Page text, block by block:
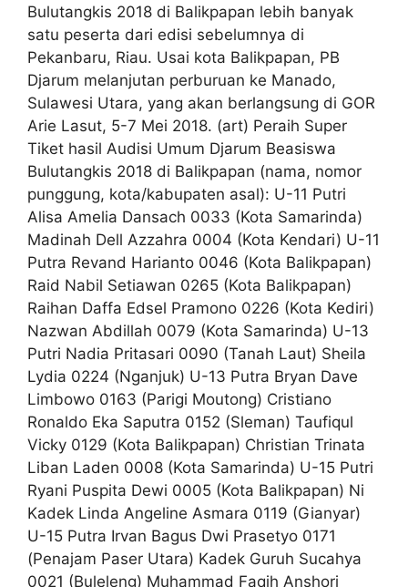
Bulutangkis 2018 di Balikpapan lebih banyak
satu peserta dari edisi sebelumnya di
Pekanbaru, Riau. Usai kota Balikpapan, PB
Djarum melanjutan perburuan ke Manado,
Sulawesi Utara, yang akan berlangsung di GOR
Arie Lasut, 5-7 Mei 2018. (art) Peraih Super
Tiket hasil Audisi Umum Djarum Beasiswa
Bulutangkis 2018 di Balikpapan (nama, nomor
punggung, kota/kabupaten asal): U-11 Putri
Alisa Amelia Dansach 0033 (Kota Samarinda)
Madinah Dell Azzahra 0004 (Kota Kendari) U-11
Putra Revand Harianto 0046 (Kota Balikpapan)
Raid Nabil Setiawan 0265 (Kota Balikpapan)
Raihan Daffa Edsel Pramono 0226 (Kota Kediri)
Nazwan Abdillah 0079 (Kota Samarinda) U-13
Putri Nadia Pritasari 0090 (Tanah Laut) Sheila
Lydia 0224 (Nganjuk) U-13 Putra Bryan Dave
Limbowo 0163 (Parigi Moutong) Cristiano
Ronaldo Eka Saputra 0152 (Sleman) Taufiqul
Vicky 0129 (Kota Balikpapan) Christian Trinata
Liban Laden 0008 (Kota Samarinda) U-15 Putri
Ryani Puspita Dewi 0005 (Kota Balikpapan) Ni
Kadek Linda Angeline Asmara 0119 (Gianyar)
U-15 Putra Irvan Bagus Dwi Prasetyo 0171
(Penajam Paser Utara) Kadek Guruh Sucahya
0021 (Buleleng) Muhammad Faqih Anshori